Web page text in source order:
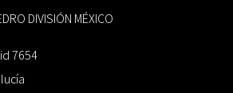
DIVISIÓN MÉXICO
7654